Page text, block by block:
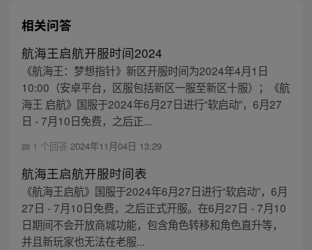
相关问答
航海王启航开服时间2024
《航海王：梦想指针》新区开服时间为2024年4月1日
10:00（安卓平台，区服包括新区一服至新区十服）；《航
海王 启航》国服于2024年6月27日进行“软启动”，6月27
日 - 7月10日免费，之后正...
1 个回答 2024年11月04日 13:29
航海王启航开服时间表
《航海王启航》国服于2024年6月27日进行“软启动”，6月
27日 - 7月10日免费，之后正式开服。在6月27日 - 7月10
日期间不会开放商城功能，包含角色转移和角色直升等，
并且新玩家也无法在老服...